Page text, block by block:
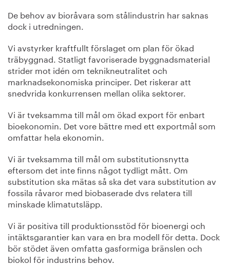
De behov av bioråvara som stålindustrin har saknas
dock i utredningen.
Vi avstyrker kraftfullt förslaget om plan för ökad
träbyggnad. Statligt favoriserade byggnadsmaterial
strider mot idén om teknikneutralitet och
marknadsekonomiska principer. Det riskerar att
snedvrida konkurrensen mellan olika sektorer.
Vi är tveksamma till mål om ökad export för enbart
bioekonomin. Det vore bättre med ett exportmål som
omfattar hela ekonomin.
Vi är tveksamma till mål om substitutionsnytta
eftersom det inte finns något tydligt mått. Om
substitution ska mätas så ska det vara substitution av
fossila råvaror med biobaserade dvs relatera till
minskade klimatutsläpp.
Vi är positiva till produktionsstöd för bioenergi och
intäktsgarantier kan vara en bra modell för detta. Dock
bör stödet även omfatta gasformiga bränslen och
biokol för industrins behov.